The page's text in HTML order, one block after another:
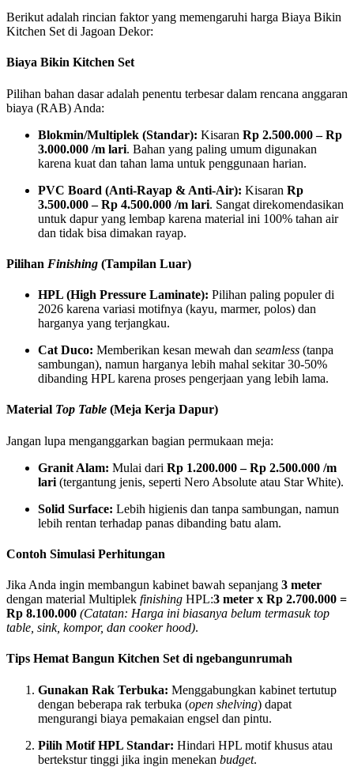
Berikut adalah rincian faktor yang memengaruhi harga Biaya Bikin
Kitchen Set di Jagoan Dekor:
Biaya Bikin Kitchen Set
Pilihan bahan dasar adalah penentu terbesar dalam rencana anggaran
biaya (RAB) Anda:
Blokmin/Multiplek (Standar): Kisaran Rp 2.500.000 – Rp
3.000.000 /m lari. Bahan yang paling umum digunakan
karena kuat dan tahan lama untuk penggunaan harian.
PVC Board (Anti-Rayap & Anti-Air): Kisaran Rp
3.500.000 – Rp 4.500.000 /m lari. Sangat direkomendasikan
untuk dapur yang lembap karena material ini 100% tahan air
dan tidak bisa dimakan rayap.
Pilihan Finishing (Tampilan Luar)
HPL (High Pressure Laminate): Pilihan paling populer di
2026 karena variasi motifnya (kayu, marmer, polos) dan
harganya yang terjangkau.
Cat Duco: Memberikan kesan mewah dan seamless (tanpa
sambungan), namun harganya lebih mahal sekitar 30-50%
dibanding HPL karena proses pengerjaan yang lebih lama.
Material Top Table (Meja Kerja Dapur)
Jangan lupa menganggarkan bagian permukaan meja:
Granit Alam: Mulai dari Rp 1.200.000 – Rp 2.500.000 /m
lari (tergantung jenis, seperti Nero Absolute atau Star White).
Solid Surface: Lebih higienis dan tanpa sambungan, namun
lebih rentan terhadap panas dibanding batu alam.
Contoh Simulasi Perhitungan
Jika Anda ingin membangun kabinet bawah sepanjang 3 meter
dengan material Multiplek finishing HPL:3 meter x Rp 2.700.000 =
Rp 8.100.000 (Catatan: Harga ini biasanya belum termasuk top
table, sink, kompor, dan cooker hood).
Tips Hemat Bangun Kitchen Set di ngebangunrumah
Gunakan Rak Terbuka: Menggabungkan kabinet tertutup
dengan beberapa rak terbuka (open shelving) dapat
mengurangi biaya pemakaian engsel dan pintu.
Pilih Motif HPL Standar: Hindari HPL motif khusus atau
bertekstur tinggi jika ingin menekan budget.